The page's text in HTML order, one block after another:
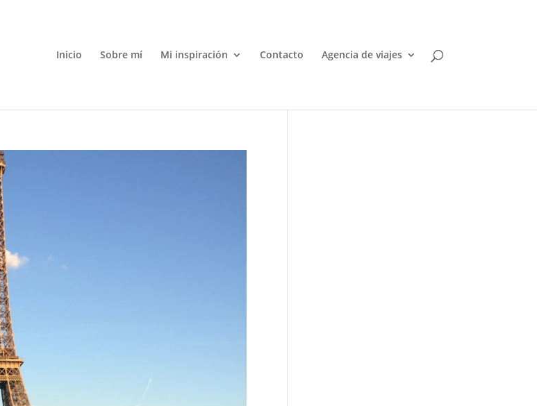
Inicio Sobre mí Mi inspiración Contacto Agencia de viajes